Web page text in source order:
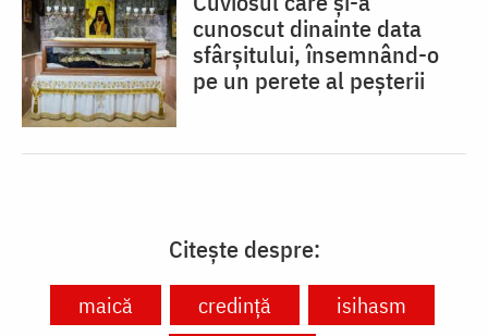
cunoscut dinainte data
sfârșitului, însemnând-o
pe un perete al peșterii
Citește despre:
maică credință
isihasm